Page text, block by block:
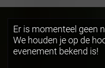
Er is momenteel geen
We houden je op de
evenement bekend is!